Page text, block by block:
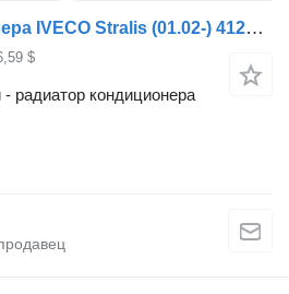
Радиатор кондиционера IVECO Stralis (01.02-) 41214450 для тягача IVECO Stralis, Trakker (2002-)
$
радиатор кондиционера